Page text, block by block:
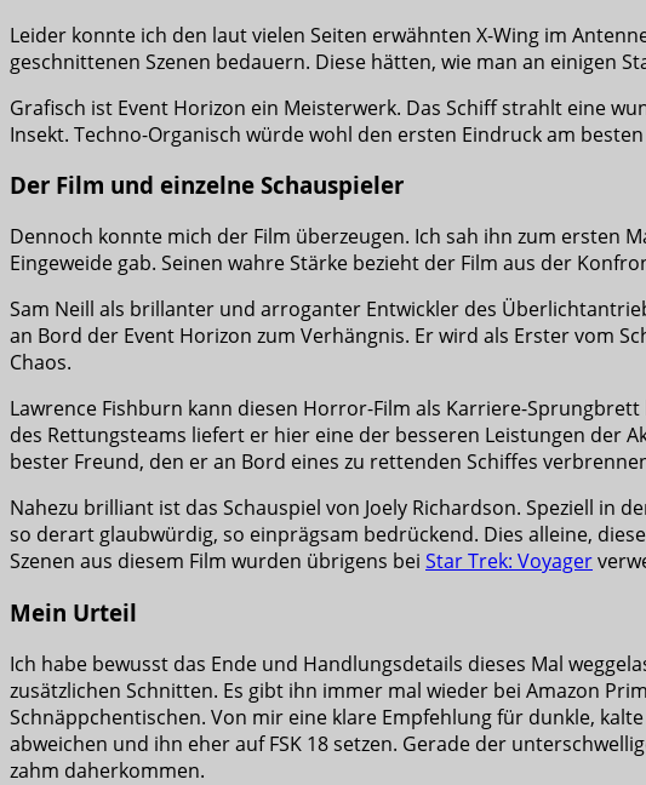
Leider konnte ich den laut vielen Seiten erwähnten X-Wing im
geschnittenen Szenen bedauern. Diese hätten, wie man an einigen
Grafisch ist Event Horizon ein Meisterwerk. Das Schiff strahlt eine
Insekt. Techno-Organisch würde wohl den ersten Eindruck am
Der Film und einzelne Schauspieler
Dennoch konnte mich der Film überzeugen. Ich sah ihn zum ersten
Eingeweide gab. Seinen wahre Stärke bezieht der Film aus der
Sam Neill als brillanter und arroganter Entwickler des
an Bord der Event Horizon zum Verhängnis. Er wird als Erster vom
Chaos.
Lawrence Fishburn kann diesen Horror-Film als Karriere-
des Rettungsteams liefert er hier eine der besseren Leistungen der
bester Freund, den er an Bord eines zu rettenden Schiffes
Nahezu brilliant ist das Schauspiel von Joely Richardson. Speziell in
so derart glaubwürdig, so einprägsam bedrückend. Dies alleine,
Szenen aus diesem Film wurden übrigens bei Star Trek: Voyager
Mein Urteil
Ich habe bewusst das Ende und Handlungsdetails dieses Mal
zusätzlichen Schnitten. Es gibt ihn immer mal wieder bei Amazon
Schnäppchentischen. Von mir eine klare Empfehlung für dunkle,
abweichen und ihn eher auf FSK 18 setzen. Gerade der
zahm daherkommen.